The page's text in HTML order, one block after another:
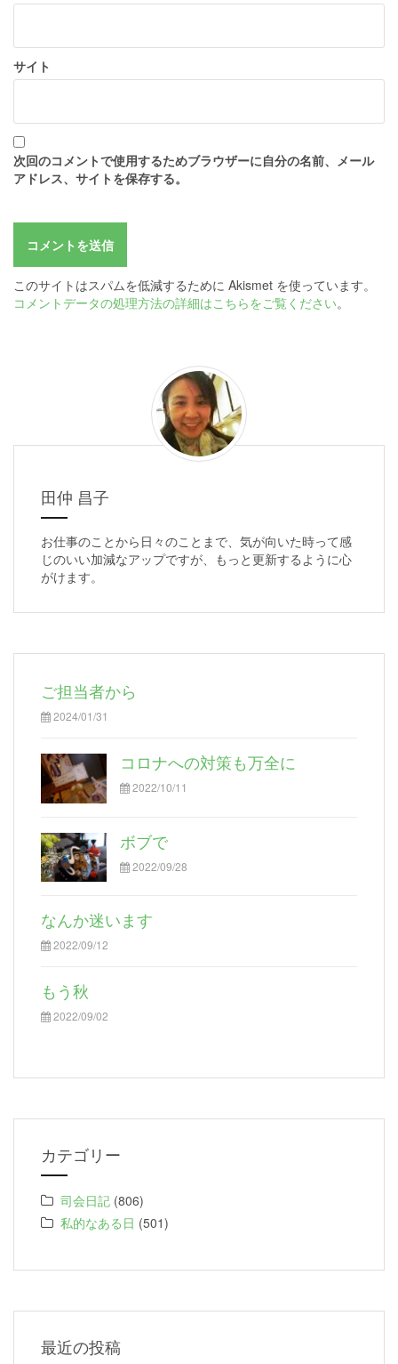
サイト
次回のコメントで使用するためブラウザーに自分の名前、メール
アドレス、サイトを保存する。
このサイトはスパムを低減するために Akismet を使っています。
コメントデータの処理方法の詳細はこちらをご覧ください。
田仲 昌子
お仕事のことから日々のことまで、気が向いた時って感
じのいい加減なアップですが、もっと更新するように心
がけます。
ご担当者から
2024/01/31
コロナへの対策も万全に
2022/10/11
ボブで
2022/09/28
なんか迷います
2022/09/12
もう秋
2022/09/02
カテゴリー
司会日記 (806)
私的なある日 (501)
最近の投稿